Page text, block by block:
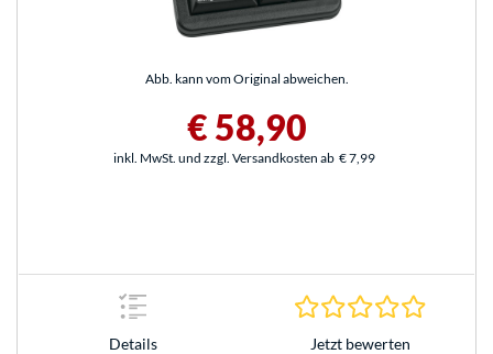
Abb. kann vom Original abweichen.
€ 58,90
inkl. MwSt. und zzgl. Versandkosten ab € 7,99
Details Jetzt bewerten